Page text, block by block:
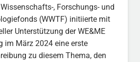
, Forschungs- und
(WWTF) initiierte mit
Unterstützung der WE&ME
im März 2024 eine erste
zu diesem Thema, den